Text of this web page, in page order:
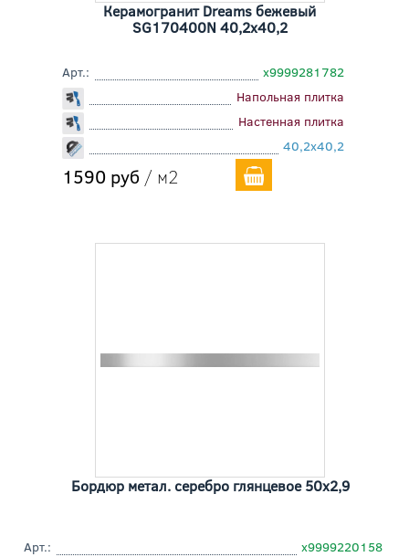
Керамогранит Dreams бежевый
SG170400N 40,2x40,2
Арт.:
х9999281782
Напольная плитка
Настенная плитка
40,2x40,2
1590 руб / м2
Бордюр метал. серебро глянцевое 50x2,9
Арт.:
х9999220158